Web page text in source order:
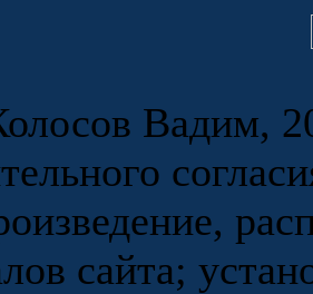
Вадим,
сайта;